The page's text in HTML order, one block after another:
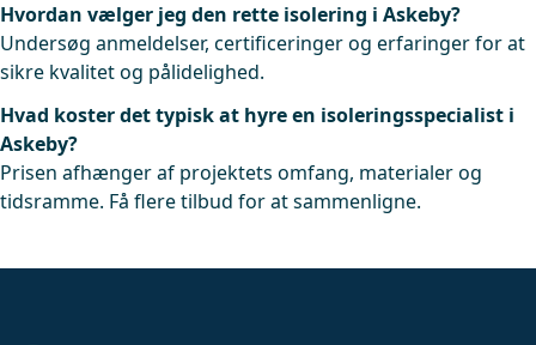
Hvordan vælger jeg den rette isolering i Askeby?
Undersøg anmeldelser, certificeringer og erfaringer for at
sikre kvalitet og pålidelighed.
Hvad koster det typisk at hyre en isoleringsspecialist i
Askeby?
Prisen afhænger af projektets omfang, materialer og
tidsramme. Få flere tilbud for at sammenligne.